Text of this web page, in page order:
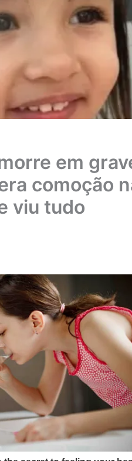
em
comoção
viu tudo